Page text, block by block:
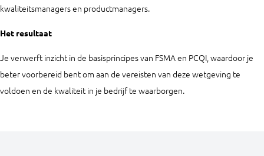
kwaliteitsmanagers en productmanagers.
Het resultaat
Je verwerft inzicht in de basisprincipes van FSMA en PCQI, waardoor je
beter voorbereid bent om aan de vereisten van deze wetgeving te
voldoen en de kwaliteit in je bedrijf te waarborgen.